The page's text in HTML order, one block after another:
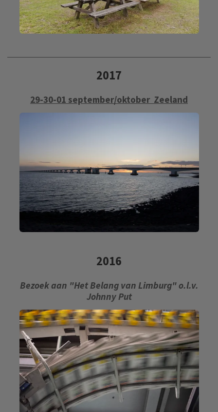
2017
29-30-01 september/oktober Zeeland
2016
Bezoek aan "Het Belang van Limburg" o.l.v.
Johnny Put